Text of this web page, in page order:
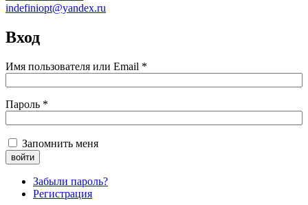
indefiniopt@yandex.ru
Вход
Имя пользователя или Email *
Пароль *
Запомнить меня
Забыли пароль?
Регистрация